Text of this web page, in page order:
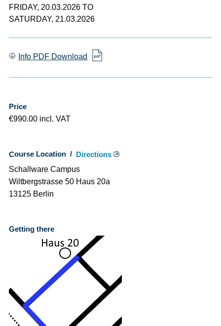
FRIDAY, 20.03.2026 TO
SATURDAY, 21.03.2026
Info PDF Download
Price
€990.00 incl. VAT
Course Location / Directions
Schallware Campus
Wiltbergstrasse 50 Haus 20a
13125 Berlin
Getting there